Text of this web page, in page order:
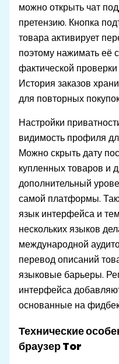
можно открыть чат
претензию. Кнопка
товара активирует
поэтому нажимать её
фактической
История заказов
для повторных
Настройки
видимость профиля
Можно скрыть дату
купленных товаров и
дополнительный
самой платформы.
язык интерфейса и
нескольких языков
международной
перевод описаний
языковые барьеры.
интерфейса
основанные на
Технические
браузер Tor